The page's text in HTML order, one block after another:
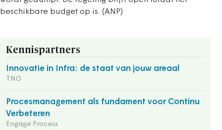
beschikbare budget op is. (ANP)
Kennispartners
Innovatie in Infra: de staat van jouw areaal
TNO
Procesmanagement als fundament voor Continu
Verbeteren
Engage Process